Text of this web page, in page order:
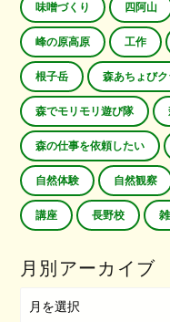
味噌づくり 四阿山
峰の原高原 工作
根子岳 森あちょび
森でモリモリ遊び隊
森の仕事を依頼したい
自然体験 自然観察
講座 長野校
月別アーカイブ